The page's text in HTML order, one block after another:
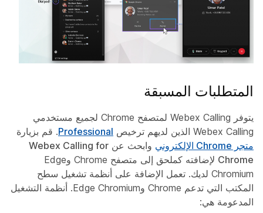
المتطلبات المسبقة
يتوفر Webex Calling لمتصفح Chrome لجميع مستخدمي
Webex Calling الذين لديهم ترخيص
Professional. قم بزيارة
متجر Chrome الإلكتروني
وابحث عن Webex Calling for
Chrome
لإضافته كملحق إلى متصفح Chrome وEdge
Chromium لديك. تعمل الإضافة على أنظمة تشغيل سطح
المكتب التي تدعم Chrome وEdge Chromium. أنظمة التشغيل
المدعومة هي: